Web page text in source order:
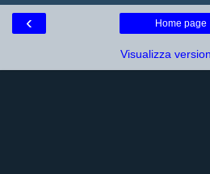
‹ Home page
Visualizza